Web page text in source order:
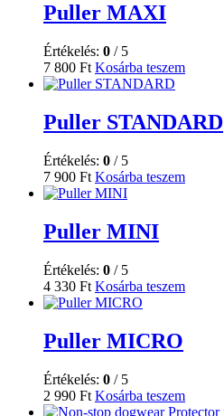
Puller MAXI
Értékelés: 0 / 5
7 800 Ft Kosárba teszem
Puller STANDARD
Értékelés: 0 / 5
7 900 Ft Kosárba teszem
Puller MINI
Értékelés: 0 / 5
4 330 Ft Kosárba teszem
Puller MICRO
Értékelés: 0 / 5
2 990 Ft Kosárba teszem